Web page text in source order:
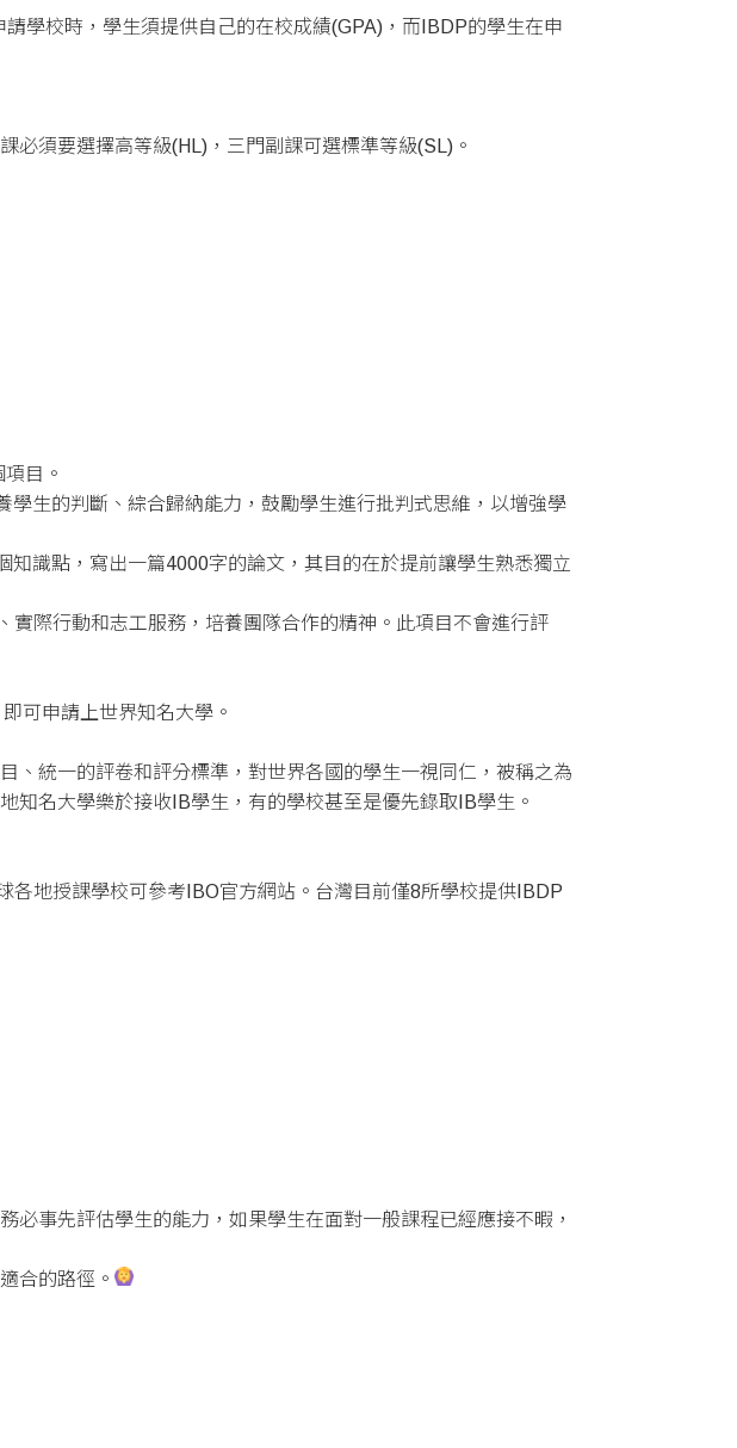
學校時，學生須提供自己的在校成績(GPA)，而IBDP的學生在申
必須要選擇高等級(HL)，三門副課可選標準等級(SL)。
目。
生的判斷、綜合歸納能力，鼓勵學生進行批判式思維，以增強學
識點，寫出一篇4000字的論文，其目的在於提前讓學生熟悉獨立
際行動和志工服務，培養團隊合作的精神。此項目不會進行評
可申請上世界知名大學。
、統一的評卷和評分標準，對世界各國的學生一視同仁，被稱之為
知名大學樂於接收IB學生，有的學校甚至是優先錄取IB學生。
地授課學校可參考IBO官方網站。台灣目前僅8所學校提供IBDP
事先評估學生的能力，如果學生在面對一般課程已經應接不暇，
合的路徑。